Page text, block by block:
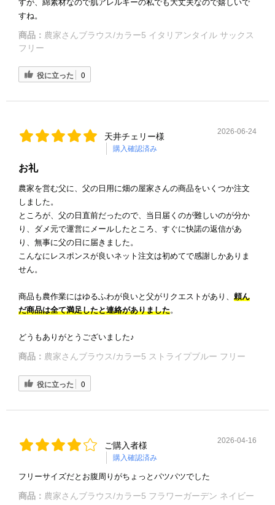
すが、綿素材なので肌アレルギーの私でも大丈夫なので嬉しいで
すね。
商品： 農家さんブラウス/カラー5 イタリアンタイル サックス
フリー
役に立った 0
天井チェリー様
購入確認済み
2026-06-24
お礼
農家を営む父に、父の日用に畑の屋家さんの商品をいくつか注文
しました。
ところが、父の日直前だったので、当日届くのが難しいのが分か
り、ダメ元で運営にメールしたところ、すぐに快諾の返信があ
り、無事に父の日に届きました。
こんなにレスポンスが良いネット注文は初めてで感謝しかありま
せん。
商品も農作業にはゆるふわが良いと父がリクエストがあり、 頼ん
だ商品は全て満足したと連絡がありました。
どうもありがとうございました♪
商品： 農家さんブラウス/カラー5 ストライプブルー フリー
役に立った 0
ご購入者様
購入確認済み
2026-04-16
フリーサイズだとお腹周りがちょっとパツパツでした
商品： 農家さんブラウス/カラー5 フラワーガーデン ネイビー